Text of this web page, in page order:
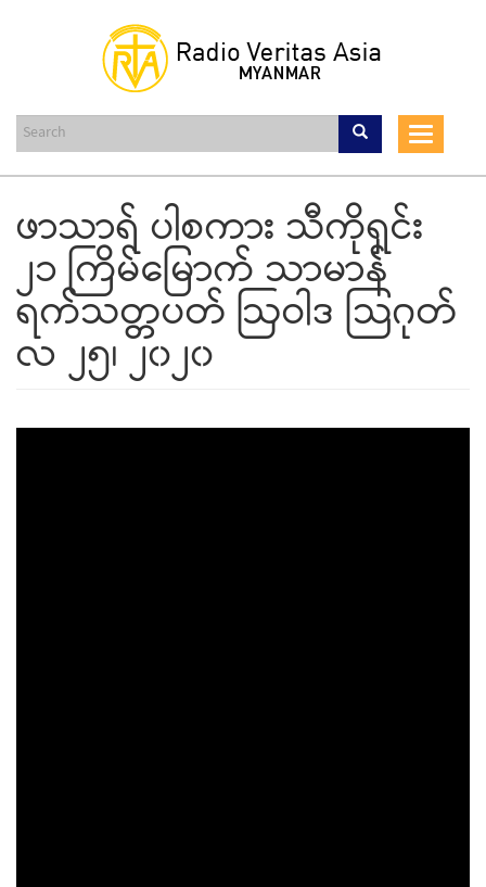
content
Toggle
ဖာသာရ် ပါစကား သီကိုရှင်း
၂၁ ကြိမ်မြောက် သာမာန်
ရက်သတ္တပတ် ဩဝါဒ သြဂုတ်
လ ၂၅၊ ၂၀၂၀